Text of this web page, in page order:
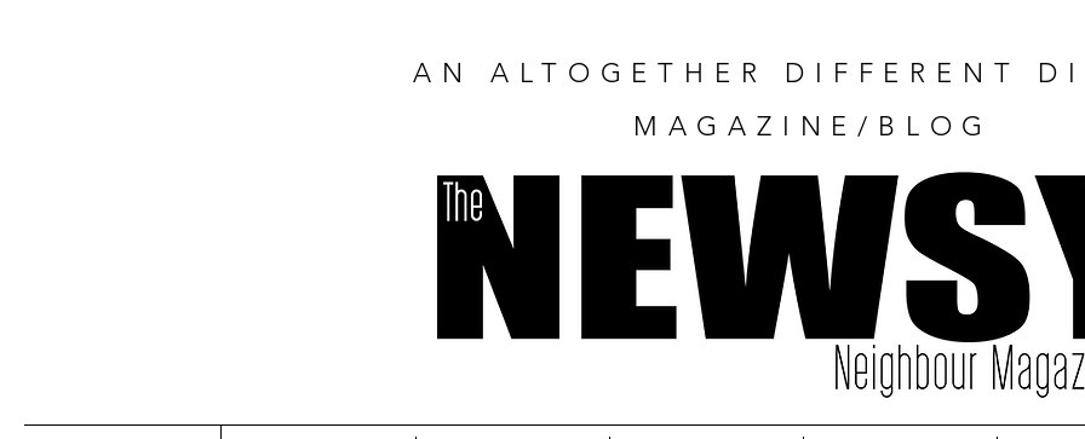
AN ALTOGETHER DIFFERENT
MAGAZINE/BLOG